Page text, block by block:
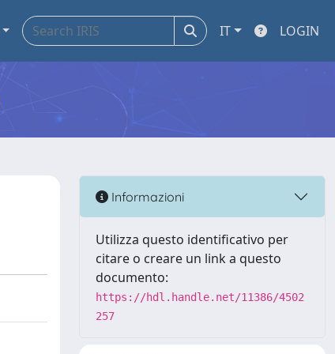
IT LOGIN
Informazioni
Utilizza questo identificativo per
citare o creare un link a questo
documento:
https://hdl.handle.net/11386/4502
257